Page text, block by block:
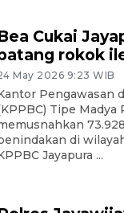
Cukai
rokok
May 2026 9:23 WIB
Pengawasan
Tipe Madya
di
Jayapura ...